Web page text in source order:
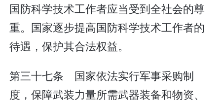
国防科学技术工作者应当受到全社会的尊
重。国家逐步提高国防科学技术工作者的
待遇，保护其合法权益。
第三十七条 国家依法实行军事采购制
度，保障武装力量所需武器装备和物资、